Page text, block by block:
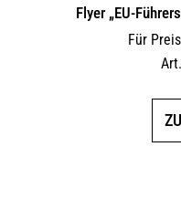
Flyer „EU-
Für